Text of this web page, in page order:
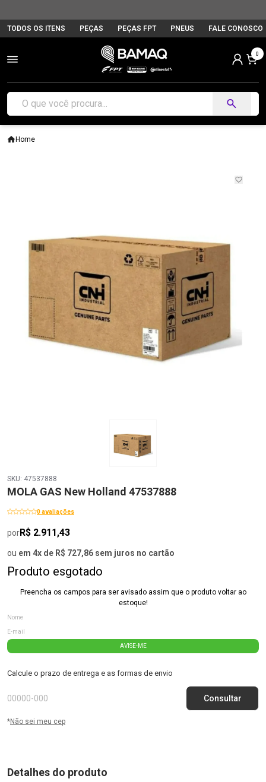
TODOS OS ITENS PEÇAS PEÇAS FPT PNEUS FALE CONOSCO
0
Home
SKU: 47537888
MOLA GAS New Holland 47537888
0 avaliações
porR$ 2.911,43
ou em 4x de R$ 727,86 sem juros no cartão
Produto esgotado
Preencha os campos para ser avisado assim que o produto voltar ao
estoque!
AVISE-ME
Calcule o prazo de entrega e as formas de envio
*Não sei meu cep
Detalhes do produto